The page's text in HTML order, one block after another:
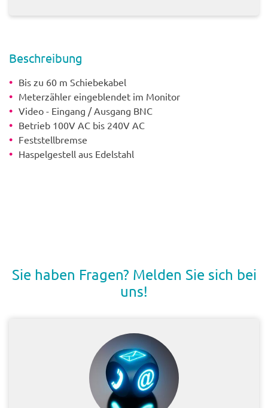
Beschrei­bung
Bis zu 60 m Schiebekabel
Meterzähler eingeblendet im Monitor
Video - Eingang / Ausgang BNC
Betrieb 100V AC bis 240V AC
Feststellbremse
Haspelgestell aus Edelstahl
Sie haben Fragen? Melden Sie sich bei
uns!